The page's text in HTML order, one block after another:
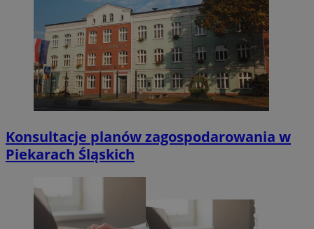
Konsultacje planów zagospodarowania w
Piekarach Śląskich